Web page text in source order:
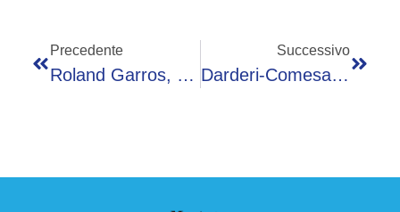
Precedente
Roland Garros, Il Programma Di Oggi: Da Sinner E Cobolli A Berrettini, Italiani In Campo E Dove Vederli
Successivo
Darderi-Comesana: Orario, Precedenti E Dove Vederla In Tv